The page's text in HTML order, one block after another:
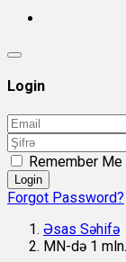
Login
Remember Me
Login
Forgot Password?
Əsas Səhifə
MN-də 1